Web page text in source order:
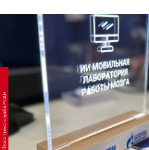
Фото: пресс-служба РУДН